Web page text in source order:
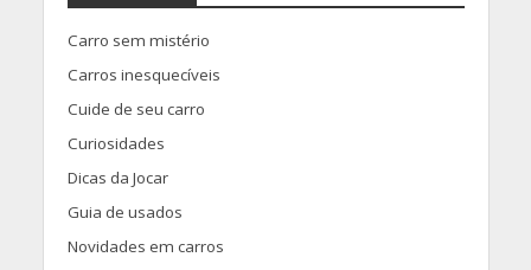
Carro sem mistério
Carros inesquecíveis
Cuide de seu carro
Curiosidades
Dicas da Jocar
Guia de usados
Novidades em carros